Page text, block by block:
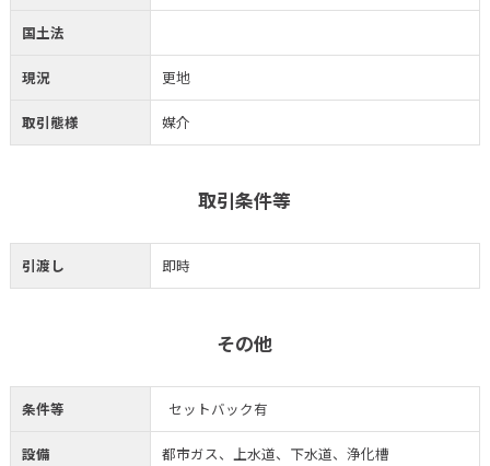
国土法
現況 更地
取引態様 媒介
取引条件等
引渡し 即時
その他
条件等 セットバック有
設備 都市ガス、上水道、下水道、浄化槽